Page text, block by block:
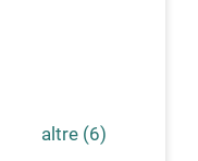
altre (6)